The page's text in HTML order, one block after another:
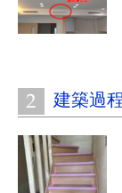
建築過